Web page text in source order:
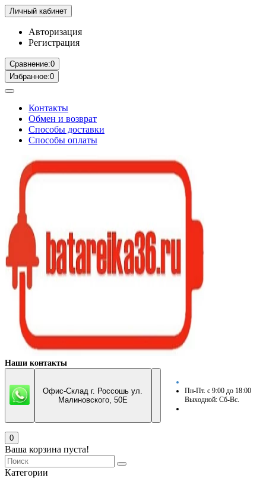
Личный кабинет
Авторизация
Регистрация
Сравнение:0
Избранное:0
Контакты
Обмен и возврат
Способы доставки
Способы оплаты
Наши контакты
Офис-Склад г. Россошь ул.
Малиновского, 50Е
Пн-Пт. с 9:00 до 18:00
Выходной: Сб-Вс.
0
Ваша корзина пуста!
Категории